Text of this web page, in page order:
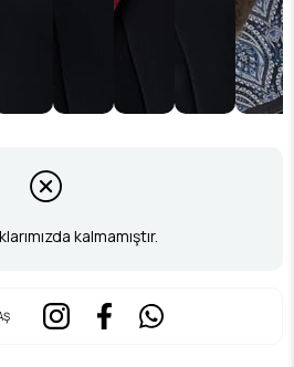
kalmamıştır.